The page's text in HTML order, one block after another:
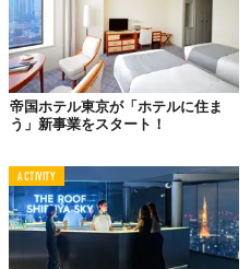
帝国ホテル東京が「ホテルに住ま
う」新事業をスタート！
ACTIVITY